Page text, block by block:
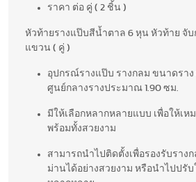
ราคา ต่อ คู่ ( 2 ชิ้น )
หัวท้ายรางแป๊บสีน้ำตาล 6 หุน หัวท้าย จับ
แขวน ( คู่ )
อุปกรณ์รางแป๊บ รางกลม ขนาดราง
ศูนย์กลางรางประมาณ 1.90 ซม.
มีให้เลือกหลากหลายแบบ เพื่อให้เห
พร้อมทั้งสวยงาม
สามารถนำไปติดตั้งเพื่อรองรับราง
ม่านได้อย่างสวยงาม หรือนำไปปรับ